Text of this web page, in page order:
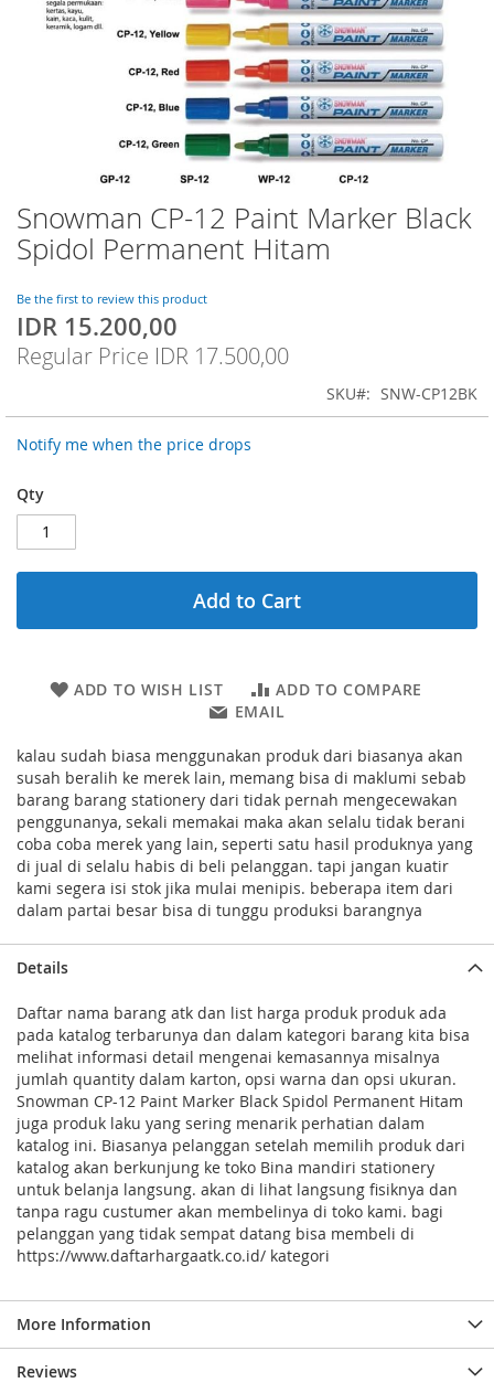
Snowman CP-12 Paint Marker Black
Spidol Permanent Hitam
Be the first to review this product
Special
Price
IDR 15.200,00
Regular Price IDR 17.500,00
SKU SNW-CP12BK
Notify me when the price drops
Qty
Add to Cart
ADD TO WISH LIST
ADD TO COMPARE
EMAIL
kalau sudah biasa menggunakan produk dari biasanya akan
susah beralih ke merek lain, memang bisa di maklumi sebab
barang barang stationery dari tidak pernah mengecewakan
penggunanya, sekali memakai maka akan selalu tidak berani
coba coba merek yang lain, seperti satu hasil produknya yang
di jual di selalu habis di beli pelanggan. tapi jangan kuatir
kami segera isi stok jika mulai menipis. beberapa item dari
dalam partai besar bisa di tunggu produksi barangnya
Skip
to
the
of
the
images
gallery
Details
Daftar nama barang atk dan list harga produk produk ada
pada katalog terbarunya dan dalam kategori barang kita bisa
melihat informasi detail mengenai kemasannya misalnya
jumlah quantity dalam karton, opsi warna dan opsi ukuran.
Snowman CP-12 Paint Marker Black Spidol Permanent Hitam
juga produk laku yang sering menarik perhatian dalam
katalog ini. Biasanya pelanggan setelah memilih produk dari
katalog akan berkunjung ke toko Bina mandiri stationery
untuk belanja langsung. akan di lihat langsung fisiknya dan
tanpa ragu custumer akan membelinya di toko kami. bagi
pelanggan yang tidak sempat datang bisa membeli di
https://www.daftarhargaatk.co.id/ kategori
More Information
Reviews